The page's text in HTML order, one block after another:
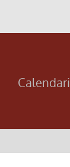
Calendari